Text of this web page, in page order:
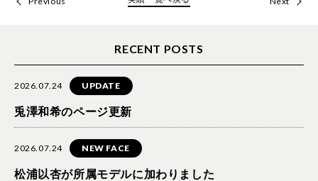
RECENT POSTS
2026.07.24 UPDATE
兎澤和希のページ更新
2026.07.24 NEW FACE
松浦以杏が所属モデルに加わりました